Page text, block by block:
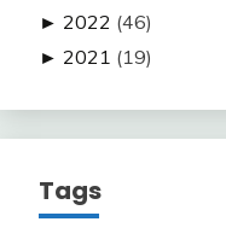
► 2022 (46)
► 2021 (19)
Tags